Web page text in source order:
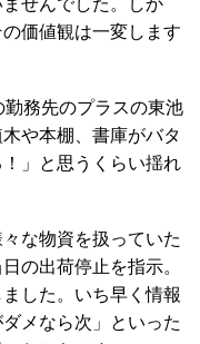
せんでした。しか
価値観は一変します
務先のプラスの東池
や本棚、書庫がバタ
」と思うくらい揺れ
な物資を扱っていた
の出荷停止を指示。
した。いち早く情報
メなら次」といった